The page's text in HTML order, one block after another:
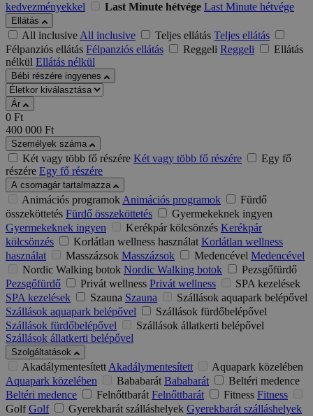
kedvezményekkel
Last Minute hétvége Last Minute hétvége
Ellátás
All inclusiveAll inclusive Teljes ellátás Teljes ellátás
Félpanziós ellátás Félpanziós ellátás Reggeli Reggeli
Ellátás
nélkül Ellátás nélkül
Bébi részére ingyenes
Ár
0 Ft
400 000 Ft
Személyek száma
Két vagy több fő részére Két vagy több fő részére
Egy fő
részére Egy fő részére
A csomagár tartalmazza
Animációs programokAnimációs programok
Fürdő
összeköttetés Fürdő összeköttetés
Gyermekeknek ingyen
Gyermekeknek ingyen
Kerékpár kölcsönzés Kerékpár
kölcsönzés
Korlátlan wellness használat Korlátlan wellness
használat
Masszázsok Masszázsok Medencével Medencével
Nordic Walking botok Nordic Walking botok
Pezsgőfürdő
Pezsgőfürdő
Privát wellness Privát wellness
SPA kezelések
SPA kezelések
Szauna Szauna
Szállások aquapark belépővel
Szállások aquapark belépővel
Szállások fürdőbelépővel
Szállások fürdőbelépővel
Szállások állatkerti belépővel
Szállások állatkerti belépővel
Szolgáltatások
AkadálymentesítettAkadálymentesített
Aquapark közelében
Aquapark közelében
Bababarát Bababarát
Beltéri medence
Beltéri medence
Felnőttbarát Felnőttbarát Fitness Fitness
Golf Golf Gyerekbarát szálláshelyek Gyerekbarát szálláshelyek